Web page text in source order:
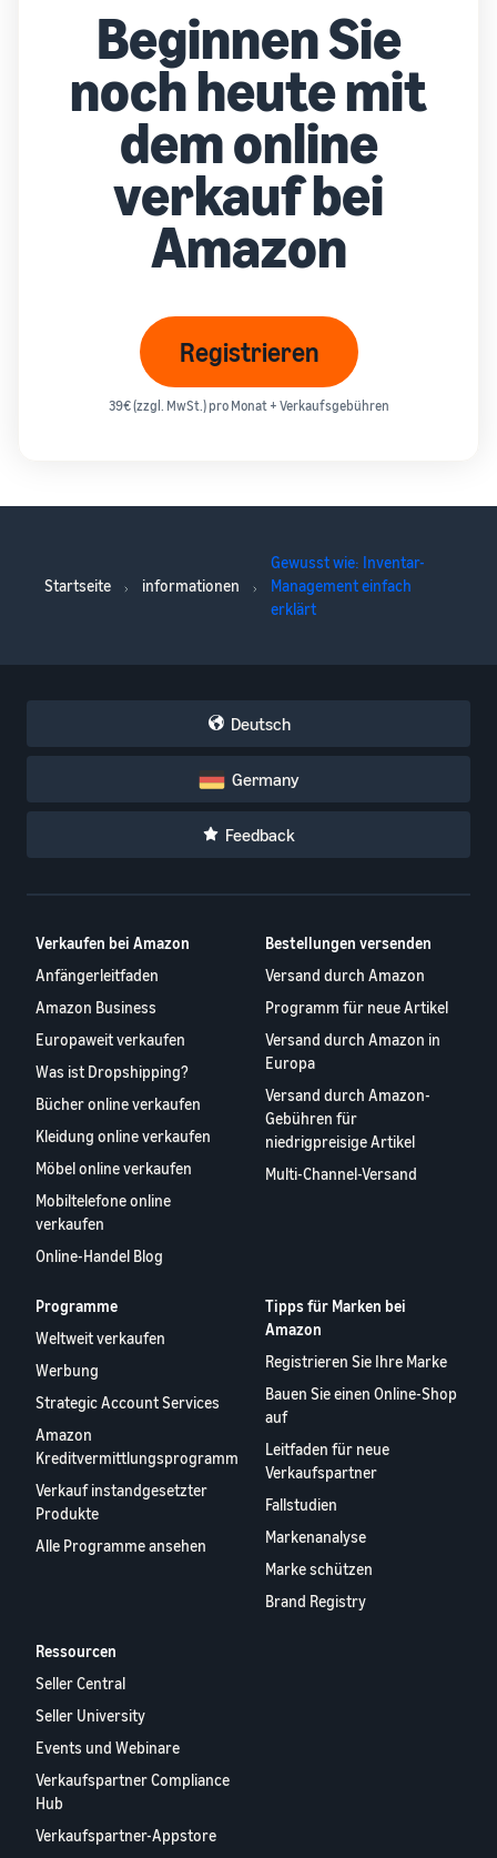
Beginnen Sie
noch heute mit
dem online
verkauf bei
Amazon
Registrieren
39€ (zzgl. MwSt.) pro Monat + Verkaufsgebühren
Startseite informationen
Gewusst wie: Inventar-
Management einfach
erklärt
Deutsch
Germany
Feedback
Verkaufen bei Amazon
Anfängerleitfaden
Amazon Business
Europaweit verkaufen
Was ist Dropshipping?
Bücher online verkaufen
Kleidung online verkaufen
Möbel online verkaufen
Mobiltelefone online
verkaufen
Online-Handel Blog
Bestellungen versenden
Versand durch Amazon
Programm für neue Artikel
Versand durch Amazon in
Europa
Versand durch Amazon-
Gebühren für
niedrigpreisige Artikel
Multi-Channel-Versand
Programme
Weltweit verkaufen
Werbung
Strategic Account Services
Amazon
Kreditvermittlungsprogramm
Verkauf instandgesetzter
Produkte
Alle Programme ansehen
Tipps für Marken bei
Amazon
Registrieren Sie Ihre Marke
Bauen Sie einen Online-Shop
auf
Leitfaden für neue
Verkaufspartner
Fallstudien
Markenanalyse
Marke schützen
Brand Registry
Ressourcen
Seller Central
Seller University
Events und Webinare
Verkaufspartner Compliance
Hub
Verkaufspartner-Appstore